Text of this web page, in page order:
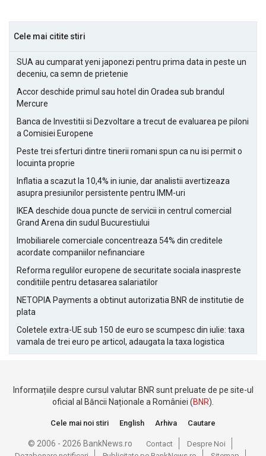
Cele mai citite stiri
SUA au cumparat yeni japonezi pentru prima data in peste un
deceniu, ca semn de prietenie
Accor deschide primul sau hotel din Oradea sub brandul
Mercure
Banca de Investitii si Dezvoltare a trecut de evaluarea pe piloni
a Comisiei Europene
Peste trei sferturi dintre tinerii romani spun ca nu isi permit o
locuinta proprie
Inflatia a scazut la 10,4% in iunie, dar analistii avertizeaza
asupra presiunilor persistente pentru IMM-uri
IKEA deschide doua puncte de servicii in centrul comercial
Grand Arena din sudul Bucurestiului
Imobiliarele comerciale concentreaza 54% din creditele
acordate companiilor nefinanciare
Reforma regulilor europene de securitate sociala inaspreste
conditiile pentru detasarea salariatilor
NETOPIA Payments a obtinut autorizatia BNR de institutie de
plata
Coletele extra-UE sub 150 de euro se scumpesc din iulie: taxa
vamala de trei euro pe articol, adaugata la taxa logistica
Informațiile despre cursul valutar BNR sunt preluate de pe site-ul
oficial al Băncii Naționale a României (BNR).
Cele mai noi stiri English Arhiva Cautare
© 2006 - 2026 BankNews.ro Contact
Despre Noi